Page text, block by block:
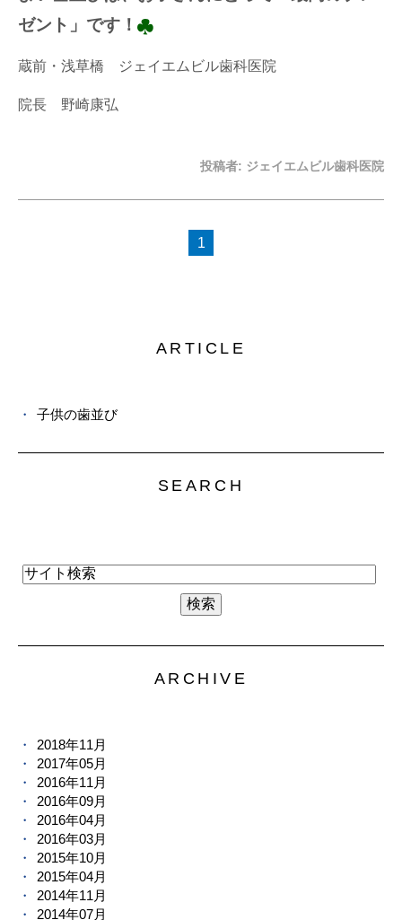
ゼント」です！
蔵前・浅草橋 ジェイエムビル歯科医院
院長 野崎康弘
投稿者: ジェイエムビル歯科医院
1
ARTICLE
子供の歯並び
SEARCH
ARCHIVE
2018年11月
2017年05月
2016年11月
2016年09月
2016年04月
2016年03月
2015年10月
2015年04月
2014年11月
2014年07月